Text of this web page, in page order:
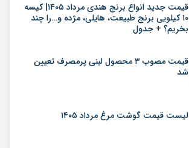
قیمت جدید انواع برنج هندی مرداد ۱۴۰۵| کیسه
۱۰ کیلویی برنج طبیعت، هایلی، مژده و…را چند
بخریم؟ + جدول
قیمت مصوب ۳ محصول لبنی پرمصرف تعیین
شد
لیست قیمت گوشت مرغ مرداد ۱۴۰۵